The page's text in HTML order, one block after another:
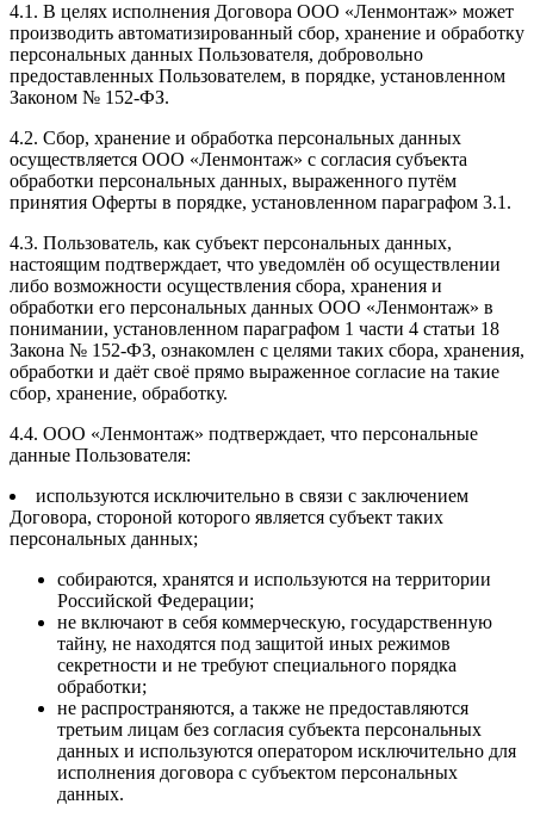
4.1. В целях исполнения Договора ООО «Ленмонтаж» может
производить автоматизированный сбор, хранение и обработку
персональных данных Пользователя, добровольно
предоставленных Пользователем, в порядке, установленном
Законом № 152-ФЗ.
4.2. Сбор, хранение и обработка персональных данных
осуществляется ООО «Ленмонтаж» с согласия субъекта
обработки персональных данных, выраженного путём
принятия Оферты в порядке, установленном параграфом 3.1.
4.3. Пользователь, как субъект персональных данных,
настоящим подтверждает, что уведомлён об осуществлении
либо возможности осуществления сбора, хранения и
обработки его персональных данных ООО «Ленмонтаж» в
понимании, установленном параграфом 1 части 4 статьи 18
Закона № 152-ФЗ, ознакомлен с целями таких сбора, хранения,
обработки и даёт своё прямо выраженное согласие на такие
сбор, хранение, обработку.
4.4. ООО «Ленмонтаж» подтверждает, что персональные
данные Пользователя:
используются исключительно в связи с заключением
Договора, стороной которого является субъект таких
персональных данных;
собираются, хранятся и используются на территории
Российской Федерации;
не включают в себя коммерческую, государственную
тайну, не находятся под защитой иных режимов
секретности и не требуют специального порядка
обработки;
не распространяются, а также не предоставляются
третьим лицам без согласия субъекта персональных
данных и используются оператором исключительно для
исполнения договора с субъектом персональных
данных.